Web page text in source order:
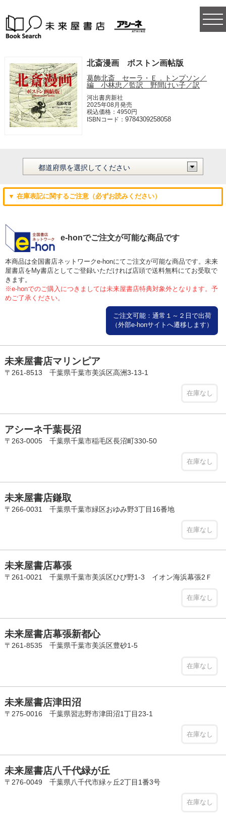
北斎漫画 ボストン画帖版
葛飾北斎 セーラ・Ｅ．トンプソン／
編 小林忠／監訳 野間けい子／訳
河出書房新社
2025年08月発売
税込価格：4950円
ISBNコード：9784309258058
▼ 在庫表記に関するご注意（必ずお読みください）
e-honでご注文が可能な商品です
本商品は全国書店ネットワークe-honにてご注文が可能な商品です。未来
屋書店をMy書店としてご登録いただければ店頭で送料無料にてお受取で
きます。
※e-honでのご購入につきましては未来屋書店特典対象外となります。予
めご了承ください。
ご注文可能：通常１～２日で出荷
（外部e-honサイトへ遷移します）
未来屋書店マリンピア
〒261-8513 千葉県千葉市美浜区高洲3-13-1
在庫なし
アシーネ千葉長沼
〒263-0005 千葉県千葉市稲毛区長沼町330-50
在庫なし
未来屋書店鎌取
〒266-0031 千葉県千葉市緑区おゆみ野3丁目16番地
在庫なし
未来屋書店幕張
〒261-0021 千葉県千葉市美浜区ひび野1-3 イオン海浜幕張2Ｆ
在庫なし
未来屋書店幕張新都心
〒261-8535 千葉県千葉市美浜区豊砂1-5
在庫なし
未来屋書店津田沼
〒275-0016 千葉県習志野市津田沼1丁目23-1
在庫なし
未来屋書店八千代緑が丘
〒276-0049 千葉県八千代市緑ヶ丘2丁目1番3号
在庫なし